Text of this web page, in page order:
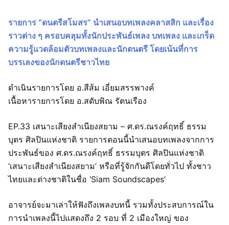
รายการ “ดนตรีสโมสร” นำเสนอบทเพลงคลาสสิก และเรื่อง
ราวต่าง ๆ ครอบคลุมทั้งนักประพันธ์เพลง บทเพลง และเกร็ด
ความรู้แวดล้อมตัวบทเพลงและนักดนตรี โดยเน้นที่การ
บรรเลงของนักดนตรีชาวไทย
ดำเนินรายการโดย อ.สีส้ม เอี่ยมสรรพางค์
เนื้อหารายการโดย อ.สดับพิณ รัตนเรือง
EP.33 เสนาะเสียงสำเนียงสยาม – ศ.ดร.ณรงค์ฤทธิ์ ธรรม
บุตร ศิลปินแห่งชาติ รายการตอนนี้นำเสนอบทเพลงจากการ
ประพันธ์ของ ศ.ดร.ณรงค์ฤทธิ์ ธรรมบุตร ศิลปินแห่งชาติ
‘เสนาะเสียงสำเนียงสยาม’ หรือที่รู้จักกันดีโดยทั่วไป ทั้งชาว
ไทยและต่างชาติในชื่อ ‘Siam Soundscapes’
อาจารย์จะมาเล่าให้ฟังถึงเพลงบทนี้ รวมทั้งประสบการณ์ใน
การนำเพลงนี้ไปแสดงถึง 2 รอบ ที่ 2 เมืองใหญ่ ของ